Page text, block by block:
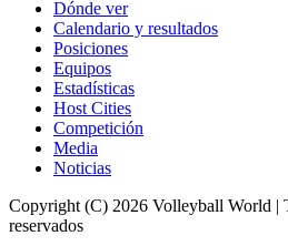
Dónde ver
Calendario y resultados
Posiciones
Equipos
Estadísticas
Host Cities
Competición
Media
Noticias
Copyright (C) 2026 Volleyball World |
reservados